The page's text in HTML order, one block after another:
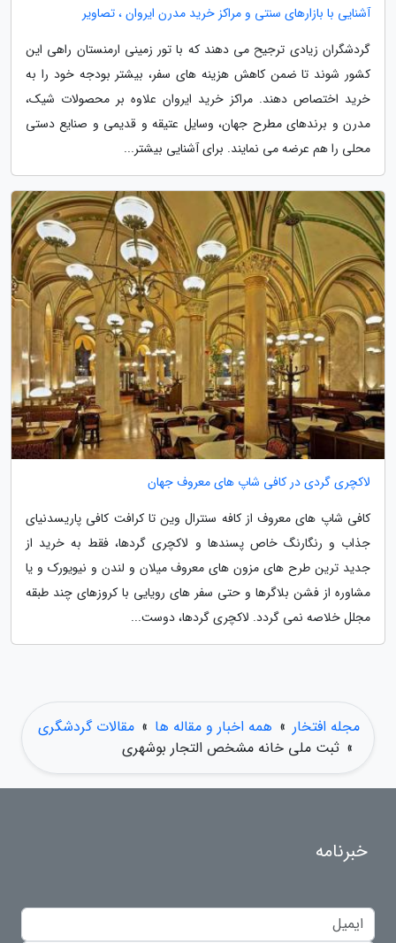
آشنایی با بازارهای سنتی و مراکز خرید مدرن ایروان ، تصاویر
گردشگران زیادی ترجیح می دهند که با تور زمینی ارمنستان راهی این
کشور شوند تا ضمن کاهش هزینه های سفر، بیشتر بودجه خود را به
خرید اختصاص دهند. مراکز خرید ایروان علاوه بر محصولات شیک،
مدرن و برندهای مطرح جهان، وسایل عتیقه و قدیمی و صنایع دستی
محلی را هم عرضه می نمایند. برای آشنایی بیشتر...
لاکچری گردی در کافی شاپ های معروف جهان
کافی شاپ های معروف از کافه سنترال وین تا کرافت کافی پاریسدنیای
جذاب و رنگارنگ خاص پسندها و لاکچری گردها، فقط به خرید از
جدید ترین طرح های مزون های معروف میلان و لندن و نیویورک و یا
مشاوره از فشن بلاگرها و حتی سفر های رویایی با کروزهای چند طبقه
مجلل خلاصه نمی گردد. لاکچری گردها، دوست...
مجله افتخار » همه اخبار و مقاله ها » مقالات گردشگری
» ثبت ملی خانه مشخص التجار بوشهری
خبرنامه